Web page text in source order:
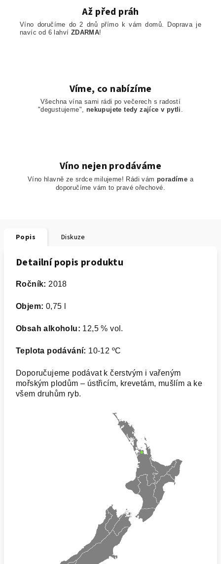
Až před práh
Víno doručíme do 2 dnů přímo k vám domů. Doprava je
navíc od 6 lahví ZDARMA!
Víme, co nabízíme
Všechna vína sami rádi po večerech s radostí
"degustujeme", nekupujete tedy zajíce v pytli .
Víno nejen prodáváme
Víno hlavně ze srdce milujeme! Rádi vám poradíme a
doporučímevám to pravé ořechové.
Popis Diskuze
Detailní popis produktu
Ročník: 2018
Objem: 0,75 l
Obsah alkoholu: 12,5 % vol.
Teplota podávání: 10-12 ºC
Doporučujeme podávat k čerstvým i vařeným
mořským plodům – ústřicím, krevetám, mušlím a ke
všem druhům ryb.